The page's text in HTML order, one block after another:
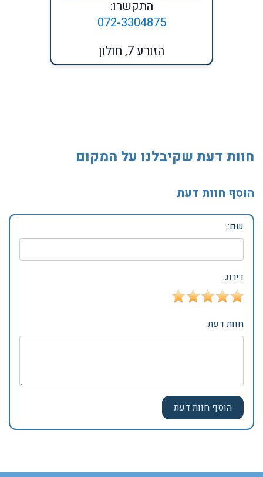
התקשרו:
072-3304875
הזורע 7, חולון
חוות דעת שקיבלנו על המקום
הוסף חוות דעת
חוות דעת: